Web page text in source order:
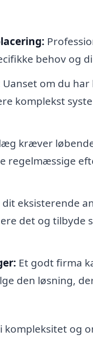
behov og
Uanset om du
komplekst
kræver
regelmæssige
dit eksisterende
det og tilbyde
Et godt firma
den løsning,
kompleksitet og